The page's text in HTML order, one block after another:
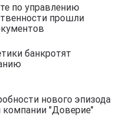
по управлению
прошли
банкротят
нового эпизода
"Доверие"